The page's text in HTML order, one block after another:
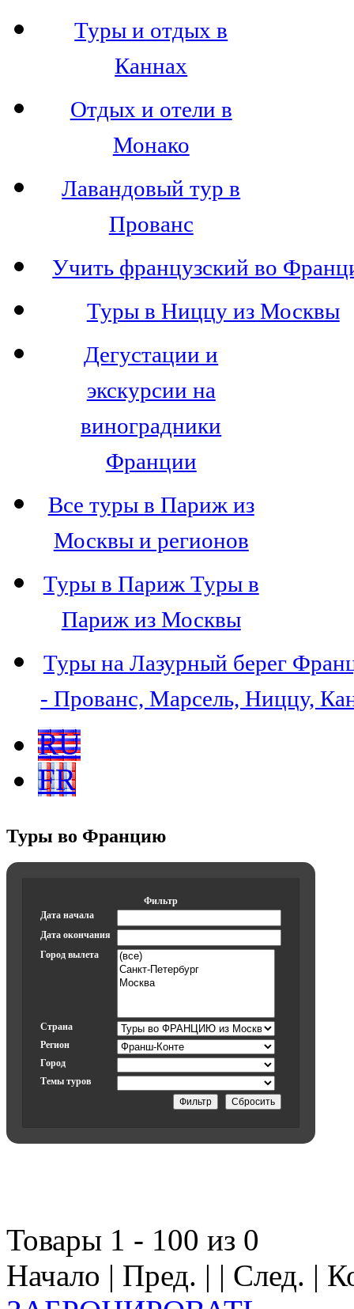
Туры и отдых в
Каннах
Отдых и отели в
Монако
Лавандовый тур в
Прованс
Учить французский во
Туры в Ниццу из Москвы
Дегустации и
экскурсии на
виноградники
Франции
Все туры в Париж из
Москвы и регионов
Туры в Париж Туры в
Париж из Москвы
Туры на Лазурный берег
- Прованс, Марсель, Ниццу,
RU
FR
Туры во Францию
Фильтр
Дата начала
Дата окончания
Город вылета
Страна
Регион
Город
Темы туров
Товары 1 - 100 из 0
Начало | Пред. | | След. |